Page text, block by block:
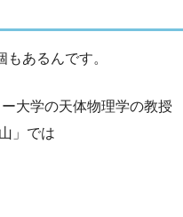
あるんです。
大学の天体物理学の教授
」では